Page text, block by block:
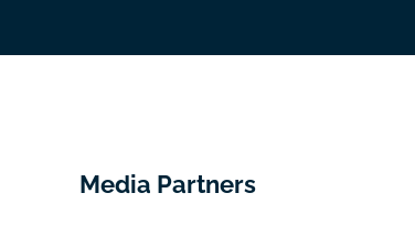
Media Partners